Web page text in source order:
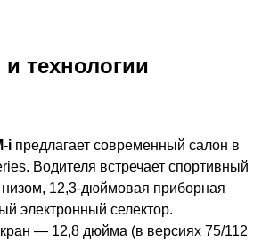
технологии
i предлагает современный салон в
Водителя встречает спортивный
низом, 12,3-дюймовая приборная
электронный селектор.
— 12,8 дюйма (в версиях 75/112